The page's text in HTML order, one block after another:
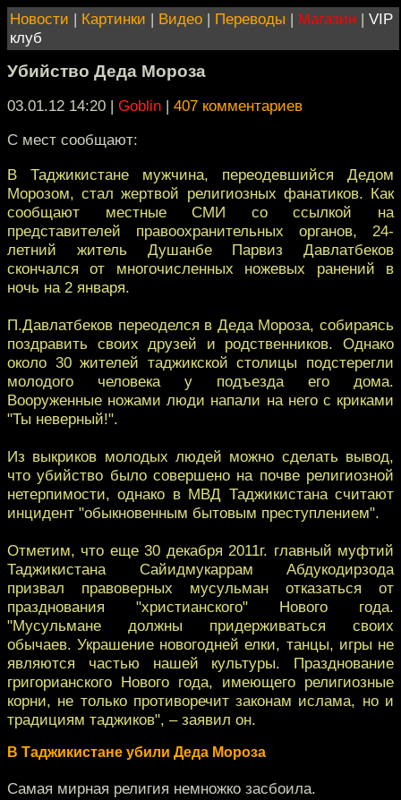
Новости | Картинки | Видео | Переводы | Магазин | VIP
клуб
Убийство Деда Мороза
03.01.12 14:20 | Goblin | 407 комментариев
С мест сообщают:
В Таджикистане мужчина, переодевшийся Дедом
Морозом, стал жертвой религиозных фанатиков. Как
сообщают местные СМИ со ссылкой на
представителей правоохранительных органов, 24-
летний житель Душанбе Парвиз Давлатбеков
скончался от многочисленных ножевых ранений в
ночь на 2 января.
П.Давлатбеков переоделся в Деда Мороза, собираясь
поздравить своих друзей и родственников. Однако
около 30 жителей таджикской столицы подстерегли
молодого человека у подъезда его дома.
Вооруженные ножами люди напали на него с криками
"Ты неверный!".
Из выкриков молодых людей можно сделать вывод,
что убийство было совершено на почве религиозной
нетерпимости, однако в МВД Таджикистана считают
инцидент "обыкновенным бытовым преступлением".
Отметим, что еще 30 декабря 2011г. главный муфтий
Таджикистана Сайидмукаррам Абдукодирзода
призвал правоверных мусульман отказаться от
празднования "христианского" Нового года.
"Мусульмане должны придерживаться своих
обычаев. Украшение новогодней елки, танцы, игры не
являются частью нашей культуры. Празднование
григорианского Нового года, имеющего религиозные
корни, не только противоречит законам ислама, но и
традициям таджиков", – заявил он.
В Таджикистане убили Деда Мороза
Самая мирная религия немножко засбоила.